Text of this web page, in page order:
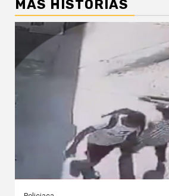
MÁS HISTORIAS